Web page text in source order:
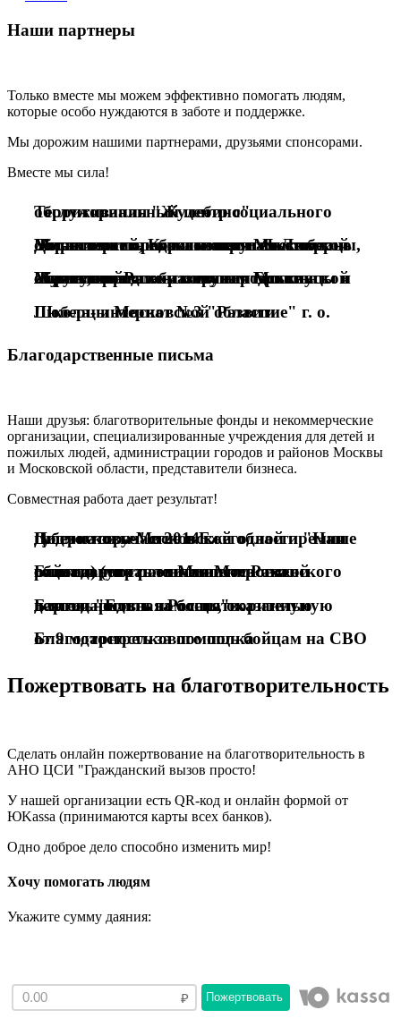
Наши партнеры
Только вместе мы можем эффективно помогать людям,
которые особо нуждаются в заботе и поддержке.
Мы дорожим нашими партнерами, друзьями спонсорами.
Вместе мы сила!
Территориальный центр социального обслуживания "Жулебино"
Управление опеки и попечительства Министерства образования Московской области по городским округам Люберцы, Дзержинский, Котельники и Лыткарино
Управление опеки и попечительства Министерства образования Московской области по Раменскому городскому округу, городским округам Бронницы и Жуковский
Школа- интернат №3 "Развитие" г. о. Люберцы Московской области
Благодарственные письма
Наши друзья: благотворительные фонды и некоммерческие
организации, специализированные учреждения для детей и
пожилых людей, администрации городов и районов Москвы
и Московской области, представители бизнеса.
Совместная работа дает результат!
Диплом за участие в Ежегодной премии губернатора Московской области "Наше Подмосковье" в 2014 г.
Благодарность от Министерства социального развития Московской области (управление опеки Раменского района)
Благодарность за благотворительную деятельность и помощь, оказанную партии "Единая Россия"
Благодарность за помощь бойцам на СВО от 9 мотострелкового полка
Пожертвовать на благотворительность
Сделать онлайн пожертвование на благотворительность в
АНО ЦСИ "Гражданский вызов просто!
У нашей организации есть QR-код и онлайн формой от
ЮKassа (принимаются карты всех банков).
Одно доброе дело способно изменить мир!
Хочу помогать людям
Укажите сумму даяния:
Пожертвовать